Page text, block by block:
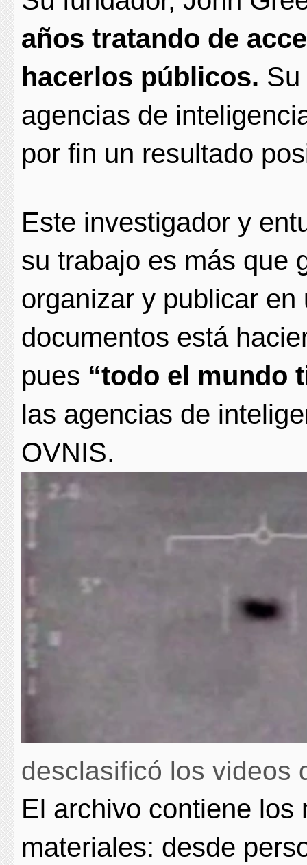
años tratando de
hacerlos públicos.
agencias de
por fin un resultado
Este investigador y
su trabajo es más que
organizar y publicar
documentos está
pues “todo el mundo
las agencias de
OVNIS.
desclasificó los videos
El archivo contiene los
materiales: desde